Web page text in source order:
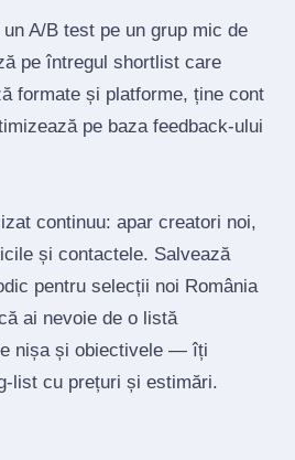
A/B test pe un grup mic de
pe întregul shortlist care
formate și platforme, ține cont
pe baza feedback‑ului
continuu: apar creatori noi,
și contactele. Salvează
pentru selecții noi România
ai nevoie de o listă
nișa și obiectivele — îți
cu prețuri și estimări.